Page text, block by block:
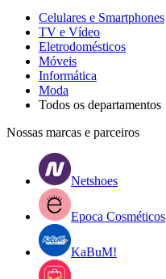
Celulares e Smartphones
TV e Vídeo
Eletrodomésticos
Móveis
Informática
Moda
Todos os departamentos
Nossas marcas e parceiros
Netshoes
Epoca Cosméticos
KaBuM!